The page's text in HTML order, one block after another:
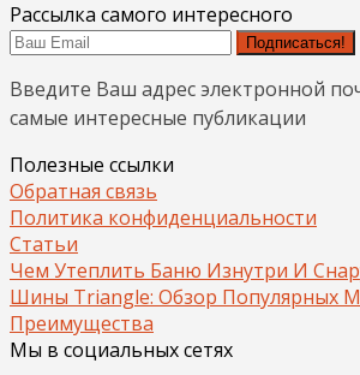
Рассылка самого интересного
Подписаться!
Введите Ваш адрес электронной
самые интересные публикации
Полезные ссылки
Обратная связь
Политика конфиденциальности
Статьи
Чем Утеплить Баню Изнутри И
Шины Triangle: Обзор Популярных
Преимущества
Мы в социальных сетях